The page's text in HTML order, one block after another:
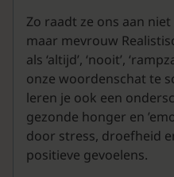
Zo raadt ze ons aan
maar mevrouw
als ‘altijd’, ‘nooit’,
onze woordenschat te
leren je ook een
gezonde honger en
door stress, droefheid
positieve gevoelens.